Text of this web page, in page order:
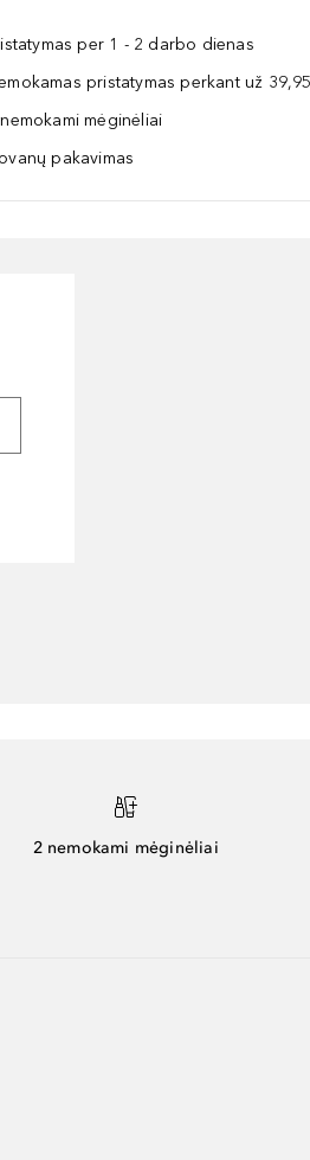
per 1 - 2 darbo dienas
pristatymas perkant už
mėginėliai
pakavimas
2 nemokami mėginėliai